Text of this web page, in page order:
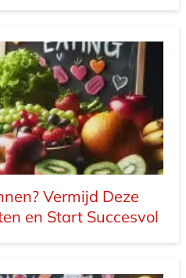
Vermijd Deze
en Start Succesvol